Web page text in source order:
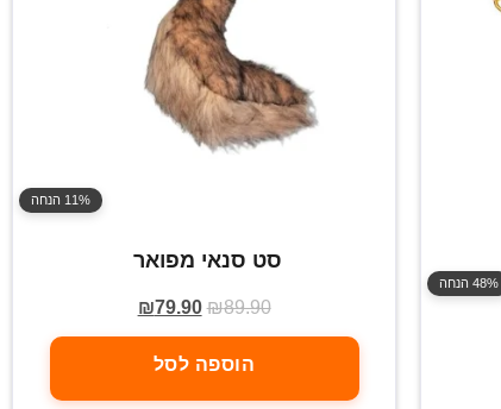
48% הנחה
11% הנחה
סט סנאי מפואר
₪89.90
₪79.90
הוספה לסל